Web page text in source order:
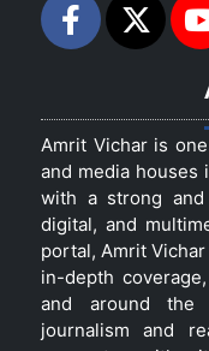
Amrit Vichar is
and media houses
with a strong
digital, and
portal, Amrit
in-depth
and around the
journalism and